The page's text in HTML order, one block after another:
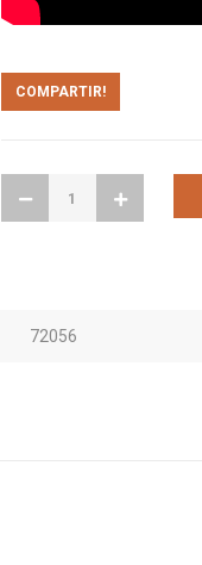
COMPARTIR!
72056